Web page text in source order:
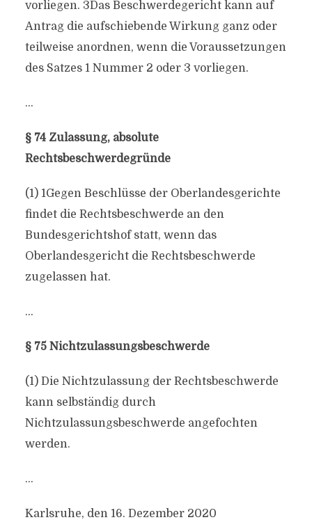
vorliegen. 3Das Beschwerdegericht kann auf
Antrag die aufschiebende Wirkung ganz oder
teilweise anordnen, wenn die Voraussetzungen
des Satzes 1 Nummer 2 oder 3 vorliegen.
…
§ 74 Zulassung, absolute
Rechtsbeschwerdegründe
(1) 1Gegen Beschlüsse der Oberlandesgerichte
findet die Rechtsbeschwerde an den
Bundesgerichtshof statt, wenn das
Oberlandesgericht die Rechtsbeschwerde
zugelassen hat.
…
§ 75 Nichtzulassungsbeschwerde
(1) Die Nichtzulassung der Rechtsbeschwerde
kann selbständig durch
Nichtzulassungsbeschwerde angefochten
werden.
…
Karlsruhe, den 16. Dezember 2020